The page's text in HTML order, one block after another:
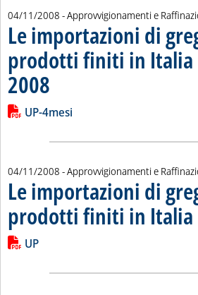
04/11/2008 - Approvvigionamenti e
Le importazioni di
prodotti finiti in
2008
Leggi tutta la notizia: 'Le
Lista allegati PDF alla notizia
UP-4mesi
04/11/2008 - Approvvigionamenti e
Le importazioni di
prodotti finiti in Italia
Leggi tutta la notizia: 'Le
Lista allegati PDF alla notizia
UP